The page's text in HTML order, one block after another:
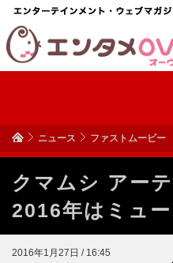
ニュース ファストムービー
クマムシ アー
2016年はミュ
2016年1月27日 / 16:45